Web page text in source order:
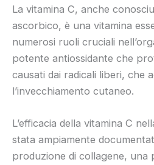
La vitamina C, anche
ascorbico, è una vitamina
numerosi ruoli cruciali
potente antiossidante che
causati dai radicali liberi, che
l’invecchiamento cutaneo.
L’efficacia della vitamina C
stata ampiamente
produzione di collagene, una